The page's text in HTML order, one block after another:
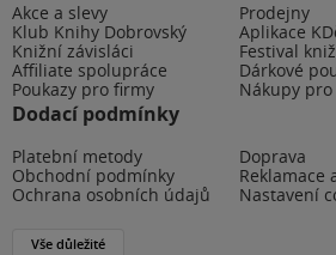
Akce a slevy
Prodejny
Klub Knihy Dobrovský
Aplikace
Knižní závisláci
Festival
Affiliate spolupráce
Dárkové
Poukazy pro firmy
Nákupy pro
Dodací podmínky
Platební metody
Doprava
Obchodní podmínky
Reklamace
Ochrana osobních údajů
Nastavení
Vše důležité